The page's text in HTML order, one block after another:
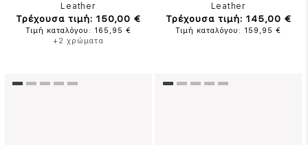
Leather
Τρέχουσα τιμή: 150,00 €
Τιμή καταλόγου: 165,95 €
+2 χρώματα
Leather
Τρέχουσα τιμή: 145,00 €
Τιμή καταλόγου: 159,95 €